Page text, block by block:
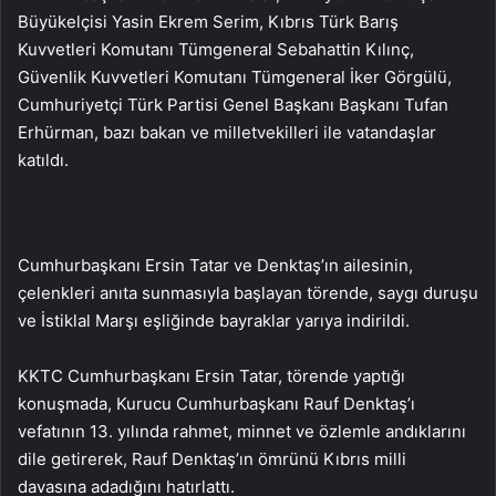
Büyükelçisi Yasin Ekrem Serim, Kıbrıs Türk Barış
Kuvvetleri Komutanı Tümgeneral Sebahattin Kılınç,
Güvenlik Kuvvetleri Komutanı Tümgeneral İker Görgülü,
Cumhuriyetçi Türk Partisi Genel Başkanı Başkanı Tufan
Erhürman, bazı bakan ve milletvekilleri ile vatandaşlar
katıldı.
Cumhurbaşkanı Ersin Tatar ve Denktaş’ın ailesinin,
çelenkleri anıta sunmasıyla başlayan törende, saygı duruşu
ve İstiklal Marşı eşliğinde bayraklar yarıya indirildi.
KKTC Cumhurbaşkanı Ersin Tatar, törende yaptığı
konuşmada, Kurucu Cumhurbaşkanı Rauf Denktaş’ı
vefatının 13. yılında rahmet, minnet ve özlemle andıklarını
dile getirerek, Rauf Denktaş’ın ömrünü Kıbrıs milli
davasına adadığını hatırlattı.